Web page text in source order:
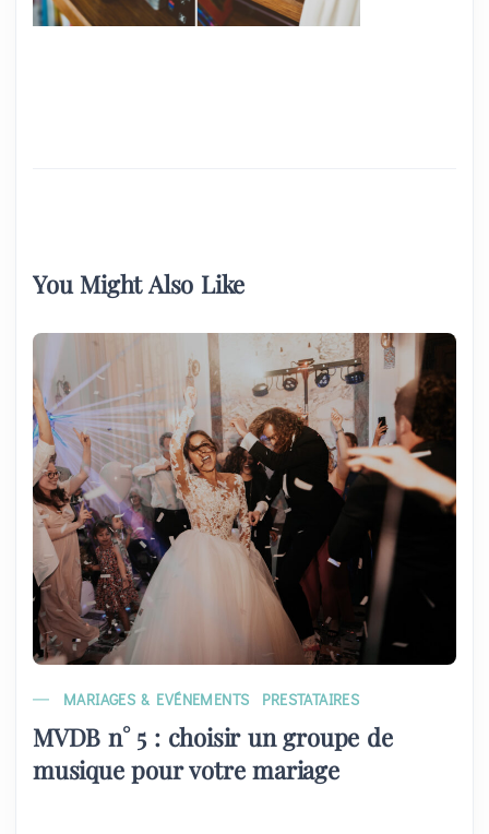
You Might Also Like
MARIAGES & EVÉNEMENTS PRESTATAIRES
MVDB n° 5 : choisir un groupe de
musique pour votre mariage